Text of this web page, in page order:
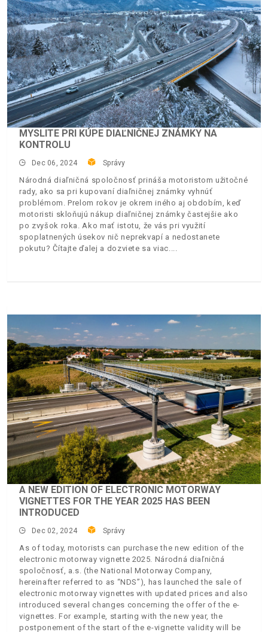
MYSLITE PRI KÚPE DIAĽNIČNEJ ZNÁMKY NA
KONTROLU
Dec 06, 2024 Správy
Národná diaľničná spoločnosť prináša motoristom užitočné
rady, ako sa pri kupovaní diaľničnej známky vyhnúť
problémom. Prelom rokov je okrem iného aj obdobím, keď
motoristi skloňujú nákup diaľničnej známky častejšie ako
po zvyšok roka. Ako mať istotu, že vás pri využití
spoplatnených úsekov nič neprekvapí a nedostanete
pokutu? Čítajte ďalej a dozviete sa viac.
A NEW EDITION OF ELECTRONIC MOTORWAY
VIGNETTES FOR THE YEAR 2025 HAS BEEN
INTRODUCED
Dec 02, 2024 Správy
As of today, motorists can purchase the new edition of the
electronic motorway vignette 2025. Národná diaľničná
spoločnosť, a.s. (the National Motorway Company,
hereinafter referred to as “NDS”), has launched the sale of
electronic motorway vignettes with updated prices and also
introduced several changes concerning the offer of the e-
vignettes. For example, starting with the new year, the
postponement of the start of the e-vignette validity will be